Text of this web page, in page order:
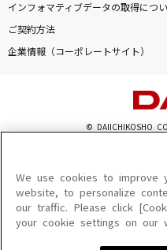
インフォマティブデータの取得につい
ご契約方法
企業情報（コーポレートサイト）
© DAIICHIKOSHO
このサイトに掲載されている一切の文
を問わず、著作権法の定める範囲を超
を禁じます。
楽曲及びコンテンツは、機種によりご
楽曲及びコンテンツの配信日、配信内容
We use cookies to improve
website, to personalize
our traffic. Please click
your cookie settings on our